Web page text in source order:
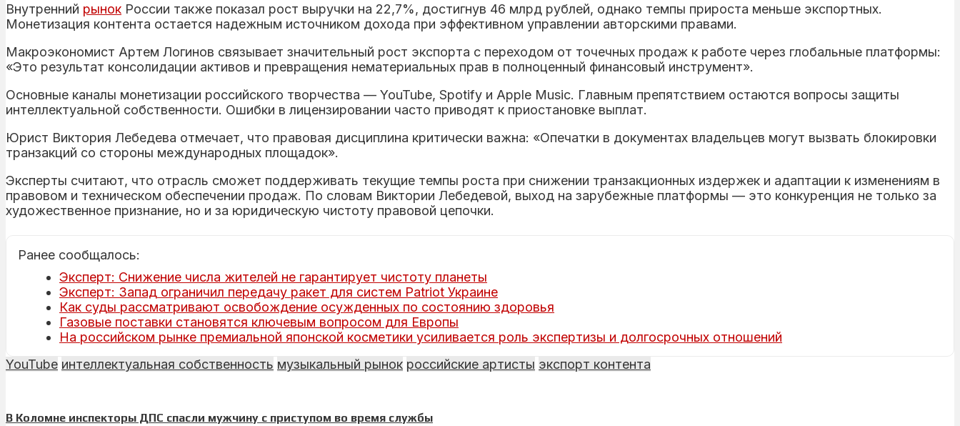
Внутренний рынок России также показал рост выручки на 22,7%, достигнув 46 млрд рублей, однако темпы прироста меньше экспортных.
Монетизация контента остается надежным источником дохода при эффективном управлении авторскими правами.
Макроэкономист Артем Логинов связывает значительный рост экспорта с переходом от точечных продаж к работе через глобальные платформы:
«Это результат консолидации активов и превращения нематериальных прав в полноценный финансовый инструмент».
Основные каналы монетизации российского творчества — YouTube, Spotify и Apple Music. Главным препятствием остаются вопросы защиты
интеллектуальной собственности. Ошибки в лицензировании часто приводят к приостановке выплат.
Юрист Виктория Лебедева отмечает, что правовая дисциплина критически важна: «Опечатки в документах владельцев могут вызвать блокировки
транзакций со стороны международных площадок».
Эксперты считают, что отрасль сможет поддерживать текущие темпы роста при снижении транзакционных издержек и адаптации к изменениям в
правовом и техническом обеспечении продаж. По словам Виктории Лебедевой, выход на зарубежные платформы — это конкуренция не только за
художественное признание, но и за юридическую чистоту правовой цепочки.
Ранее сообщалось:
Эксперт: Снижение числа жителей не гарантирует чистоту планеты
Эксперт: Запад ограничил передачу ракет для систем Patriot Украине
Как суды рассматривают освобождение осужденных по состоянию здоровья
Газовые поставки становятся ключевым вопросом для Европы
На российском рынке премиальной японской косметики усиливается роль экспертизы и долгосрочных отношений
YouTube интеллектуальная собственность музыкальный рынок российские артисты экспорт контента
В Коломне инспекторы ДПС спасли мужчину с приступом во время службы